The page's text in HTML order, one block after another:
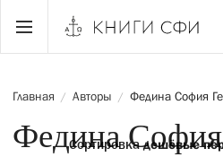
Главная / Авторы / Федина София
Федина София
Сортировкадешёвые